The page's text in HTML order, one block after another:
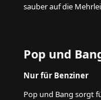
sauber auf die
Pop und
Nur für Benziner
Pop und Bang sorgt